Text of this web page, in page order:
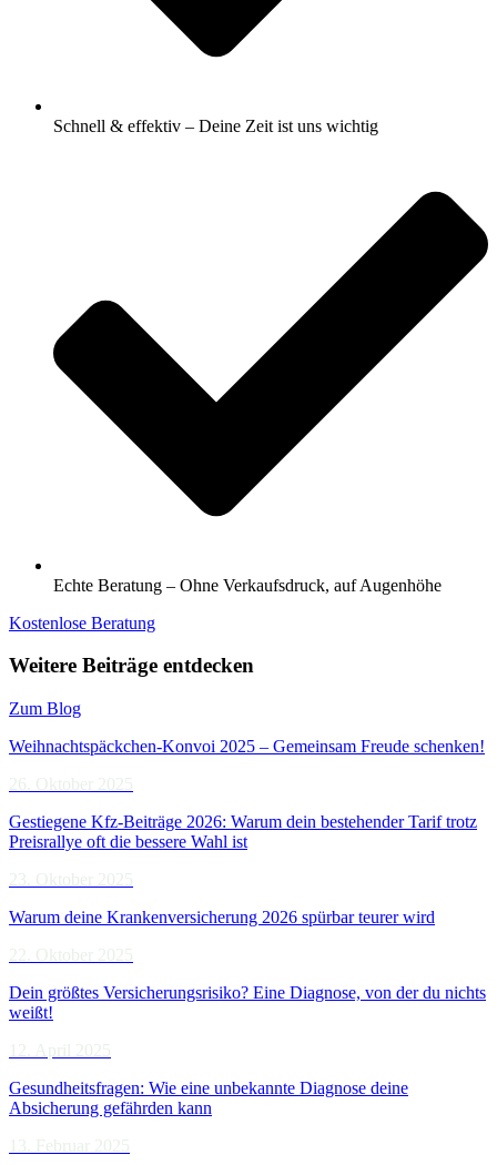
Schnell & effektiv – Deine Zeit ist uns wichtig
Echte Beratung – Ohne Verkaufsdruck, auf Augenhöhe
Kostenlose Beratung
Weitere Beiträge entdecken
Zum Blog
Weihnachtspäckchen-Konvoi 2025 – Gemeinsam Freude schenken!
Gestiegene Kfz-Beiträge 2026: Warum dein bestehender Tarif trotz
Preisrallye oft die bessere Wahl ist
Warum deine Krankenversicherung 2026 spürbar teurer wird
Dein größtes Versicherungsrisiko? Eine Diagnose, von der du nichts
weißt!
Gesundheitsfragen: Wie eine unbekannte Diagnose deine
Absicherung gefährden kann